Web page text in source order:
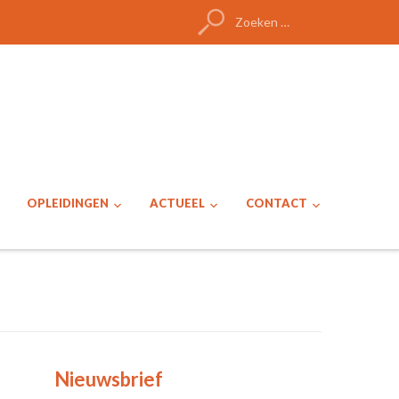
Zoeken
naar:
OPLEIDINGEN ACTUEEL CONTACT
Nieuwsbrief